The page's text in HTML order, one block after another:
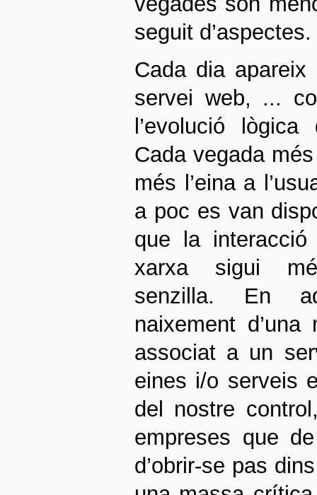
seguit d’aspectes.
Cada dia
servei web, ...
l’evolució
Cada vegada
més l’eina a
a poc es van
que la
xarxa sigui
senzilla. En
naixement
associat a un
eines i/o serveis
del nostre
empreses que
d’obrir-se pas